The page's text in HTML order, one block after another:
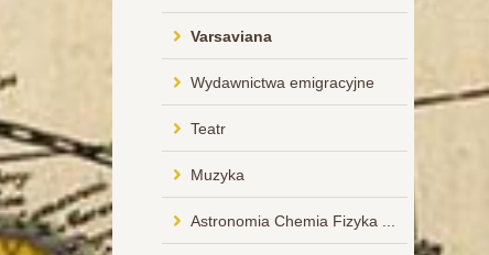
Varsaviana
Wydawnictwa emigracyjne
Teatr
Muzyka
Astronomia Chemia Fizyka ...